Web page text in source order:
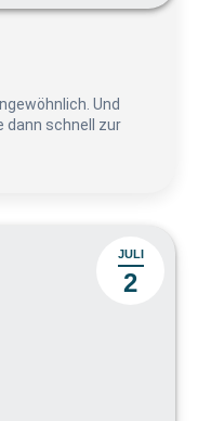
Und
dann schnell zur
JULI
2